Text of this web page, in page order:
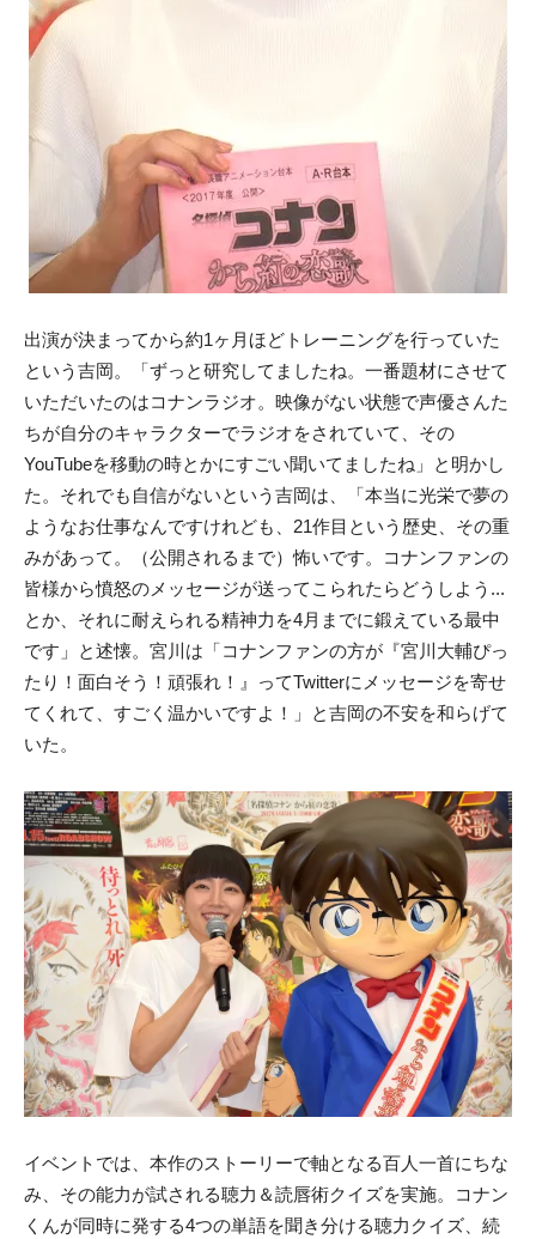
出演が決まってから約1ヶ月ほどトレーニングを行っていた
という吉岡。「ずっと研究してましたね。一番題材にさせて
いただいたのはコナンラジオ。映像がない状態で声優さんた
ちが自分のキャラクターでラジオをされていて、その
YouTubeを移動の時とかにすごい聞いてましたね」と明かし
た。それでも自信がないという吉岡は、「本当に光栄で夢の
ようなお仕事なんですけれども、21作目という歴史、その重
みがあって。（公開されるまで）怖いです。コナンファンの
皆様から憤怒のメッセージが送ってこられたらどうしよう...
とか、それに耐えられる精神力を4月までに鍛えている最中
です」と述懐。宮川は「コナンファンの方が『宮川大輔ぴっ
たり！面白そう！頑張れ！』ってTwitterにメッセージを寄せ
てくれて、すごく温かいですよ！」と吉岡の不安を和らげて
いた。
イベントでは、本作のストーリーで軸となる百人一首にちな
み、その能力が試される聴力＆読唇術クイズを実施。コナン
くんが同時に発する4つの単語を聞き分ける聴力クイズ、続